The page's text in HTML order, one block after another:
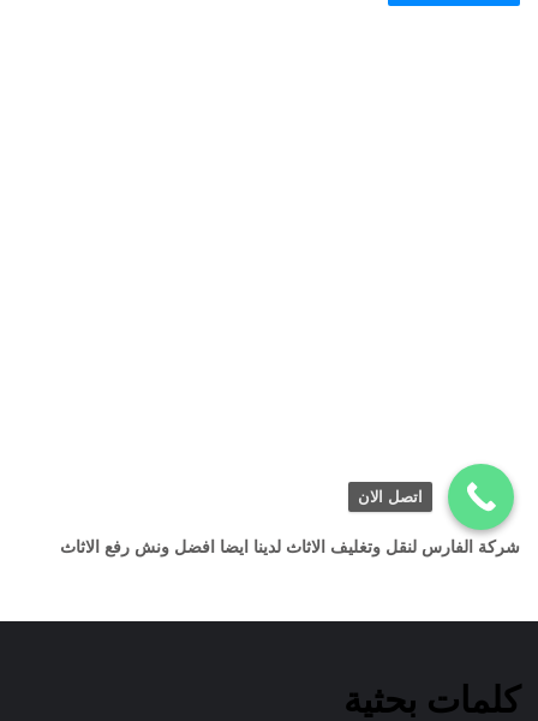
شركة الفارس لنقل وتغليف الاثاث لدينا ايضا افضل ونش رفع الاثاث
كلمات بحثية
اتصل الان